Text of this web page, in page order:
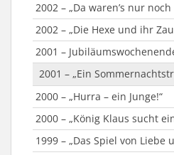
2002 – „Da waren’s nur
2002 – „Die Hexe und ihr
2001 –
2001 – „Ein
2000 – „Hurra – ein Junge!“
2000 – „König Klaus sucht
1999 – „Das Spiel von Liebe